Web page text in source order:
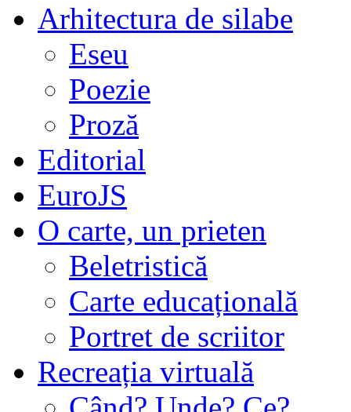
Arhitectura de silabe
Eseu
Poezie
Proză
Editorial
EuroJS
O carte, un prieten
Beletristică
Carte educațională
Portret de scriitor
Recreația virtuală